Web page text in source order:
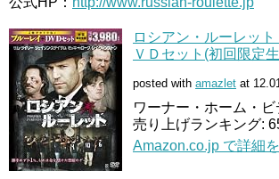
ロシアン・ルーレッ
ＶＤセット(初回限定
posted with amazlet at
ワーナー・ホーム・
売り上げランキング:
Amazon.co.jp で詳細